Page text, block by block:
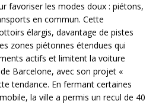
favoriser les modes doux : piétons,
en commun. Cette
élargis, davantage de pistes
zones piétonnes étendues qui
actifs et limitent la voiture
de Barcelone, avec son projet «
tendance. En fermant certaines
la ville a permis un recul de 40